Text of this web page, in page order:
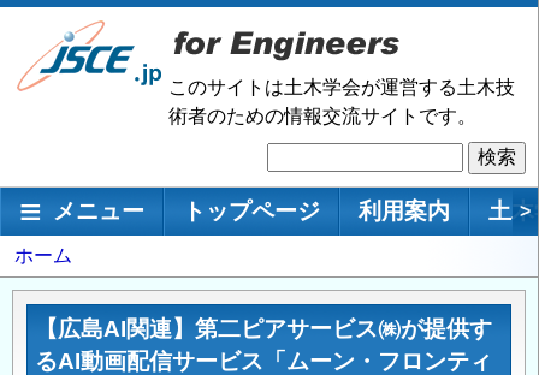
メ
ン
移
このサイトは土木学会が運営する土木技
術者のための情報交流サイトです。
索
メインナビゲーション
メニュー トップページ 利用案内 土 >
パ
ン
ホーム
【広島AI関連】第二ピアサービス㈱が提供す
るAI動画配信サービス「ムーン・フロンティ